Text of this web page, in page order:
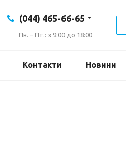
(044) 465-66-65
Пн. – Пт.: з 9:00 до 18:00
Контакти Новини